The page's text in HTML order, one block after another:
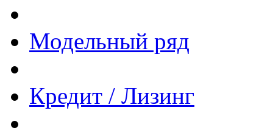
Модельный ряд
Кредит / Лизинг